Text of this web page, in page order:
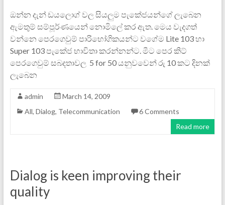
ඔන්න දැන් ඩයලොග් වල සියලුම පැකේජයන්ගේ ලැබෙන
ඇමතුම් සම්පූර්ණයෙන් නොමිලේ කර ඇත. ‍මෙය වැදගත්
වන්නෙ පෙරගෙවුම් පාරිභෝගිකයන්ට වගේම Lite 103 හා
Super 103 පැකේජ භාවිතා කරන්නන්ට. මී‍ට පෙර කිට්
පෙරගෙවුම් සබදතාවල 5 for 50 යනුවවෙන් රු 10 කට දිනක්
ලැබෙන
admin
March 14, 2009
All, Dialog, Telecommunication
6 Comments
Read more
Dialog is keen improving their
quality